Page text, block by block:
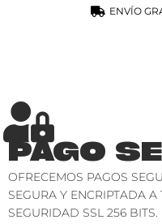
ENVÍO
PAGO
OFRECEMOS PAGOS
SEGURA Y ENCRIPTADA
SEGURIDAD SSL 256 BITS.